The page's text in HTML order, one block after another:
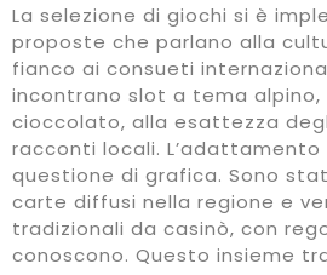
La selezione di giochi si è
proposte che parlano alla
fianco ai consueti
incontrano slot a tema alpino,
cioccolato, alla esattezza
racconti locali. L’adattamento
questione di grafica. Sono
carte diffusi nella regione e
tradizionali da casinò, con
conoscono. Questo insieme